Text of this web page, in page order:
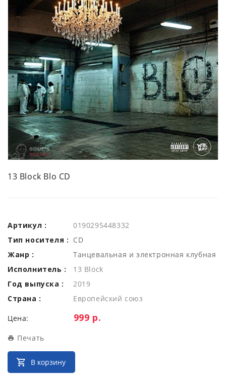
13 Block Blo CD
Артикул :
0190295448332
Тип носителя : CD
Жанр :
Танцевальная и электронная клубная
Исполнитель :
13 Block
Год выпуска :
2019
Страна :
Европейский союз
Цена: Цена:
999 р.
Печать
В корзину